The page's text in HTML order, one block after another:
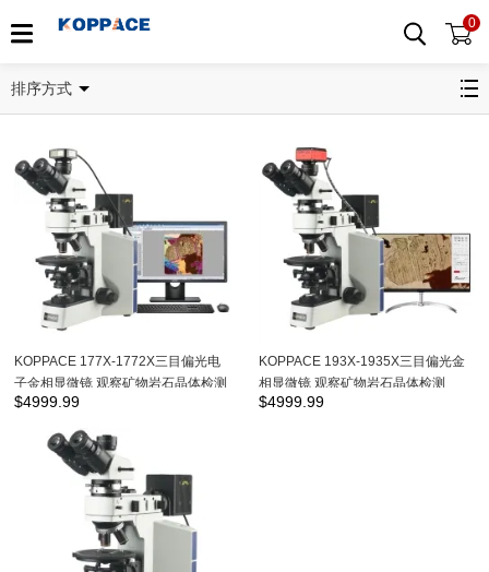
0
排序方式
KOPPACE 177X-1772X三目偏光电
子金相显微镜 观察矿物岩石晶体检测
$4999.99
KOPPACE 193X-1935X三目偏光金
相显微镜 观察矿物岩石晶体检测
$4999.99